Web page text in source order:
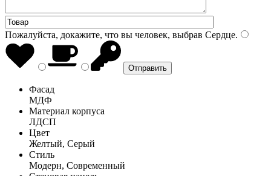
Пожалуйста, докажите, что вы человек, выбрав Сердце.
Фасад
МДФ
Материал корпуса
ЛДСП
Цвет
Желтый, Серый
Стиль
Модерн, Современный